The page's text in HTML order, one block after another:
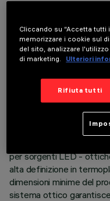
DATI TECNICI
ULTIMO
per sorgenti LED -
alta definizione in
dimensioni minime del
sistema ottico
Cliccando su “Accetta tutti
memorizzare i cookie sul
del sito, analizzare
di marketing.
Ulteriori
Rifiuta tutti